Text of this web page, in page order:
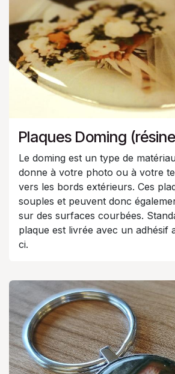
Plaques Doming
Le doming est un type de
donne à votre photo ou à votre
vers les bords extérieurs. Ces
souples et peuvent donc
sur des surfaces courbées.
plaque est livrée avec un adhésif
ci.